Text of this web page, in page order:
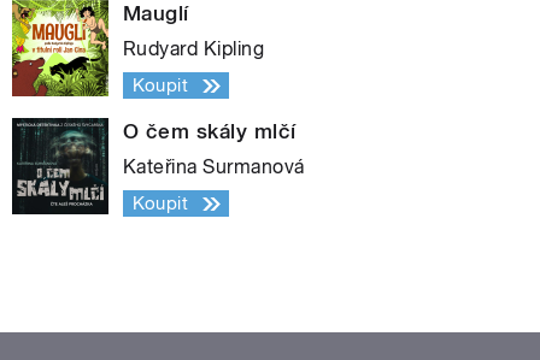
Mauglí
Rudyard Kipling
Koupit
O čem skály mlčí
Kateřina Surmanová
Koupit